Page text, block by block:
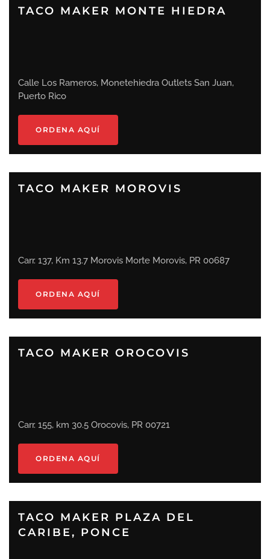
TACO MAKER MONTE HIEDRA
Calle Los Rameros, Monetehiedra Outlets San Juan,
Puerto Rico
ORDENA AQUÍ
TACO MAKER MOROVIS
Carr. 137, Km 13.7 Morovis Morte Morovis, PR 00687
ORDENA AQUÍ
TACO MAKER OROCOVIS
Carr. 155, km 30.5 Orocovis, PR 00721
ORDENA AQUÍ
TACO MAKER PLAZA DEL
CARIBE, PONCE